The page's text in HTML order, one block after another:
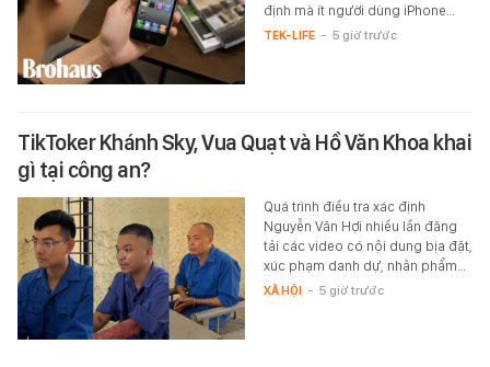
định mà ít người dùng iPhone…
TEK-LIFE - 5 giờ trước
TikToker Khánh Sky, Vua Quạt và Hồ Văn Khoa khai
gì tại công an?
Quá trình điều tra xác định
Nguyễn Văn Hợi nhiều lần đăng
tải các video có nội dung bịa đặt,
xúc phạm danh dự, nhân phẩm…
XÃ HỘI - 5 giờ trước